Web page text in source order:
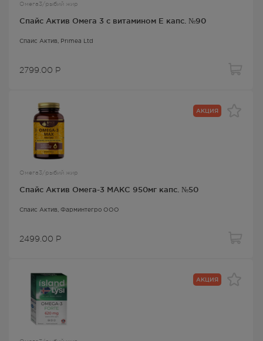
Омега3/рыбий жир
Спайс Актив Омега 3 с витамином Е капс. №90
Спайс Актив, Primea Ltd
2799.00 Р
АКЦИЯ
Омега3/рыбий жир
Спайс Актив Омега-3 МАКС 950мг капс. №50
Спайс Актив, Фарминтегро ООО
2499.00 Р
АКЦИЯ